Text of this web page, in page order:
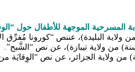
المسرحية الموجهة للأطفال حول